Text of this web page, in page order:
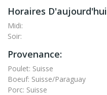
Horaires D'aujourd'hui
Midi:
Soir:
Provenance:
Poulet: Suisse
Boeuf: Suisse/Paraguay
Porc: Suisse